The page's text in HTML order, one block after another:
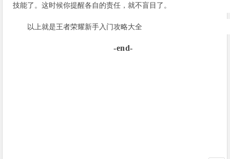
技能了。这时候你提醒各自的责任，就不盲目了。
以上就是王者荣耀新手入门攻略大全
-end-